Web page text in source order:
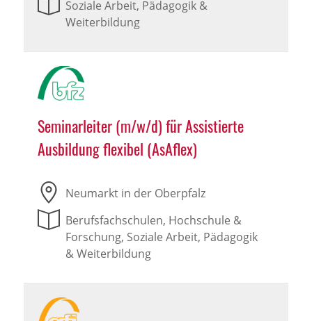
Soziale Arbeit, Pädagogik &
Weiterbildung
Seminarleiter (m/w/d) für Assistierte
Ausbildung flexibel (AsAflex)
Neumarkt in der Oberpfalz
Berufsfachschulen, Hochschule &
Forschung, Soziale Arbeit, Pädagogik
& Weiterbildung